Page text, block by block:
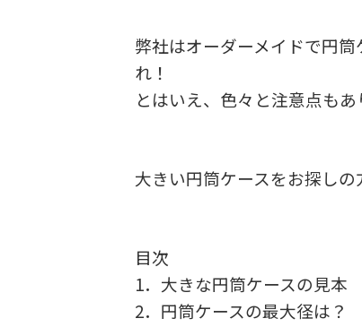
弊社はオーダーメイドで円
れ！
とはいえ、色々と注意点もあ
大きい円筒ケースをお探し
目次
1．大きな円筒ケースの見本
2．円筒ケースの最大径は？